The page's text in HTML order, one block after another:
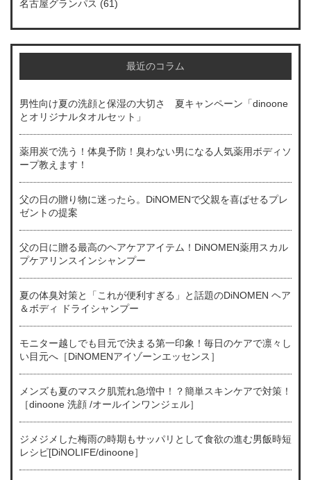
名古屋グランパス (61)
最近のコラム
男性向け夏の洗顔と保湿の大切さ 夏キャンペーン「dinoone
とオリジナルタオルセット」
薬用炭で洗う！体臭予防！臭わない男になる人気薬用ボディソ
ープ教えます！
父の日の贈り物に迷ったら。DiNOMENで父親を喜ばせるプレ
ゼントの提案
父の日に贈る最高のヘアケアアイテム！DiNOMEN薬用スカル
プケアリンスインシャンプー
夏の体臭対策と「これが便利すぎる」と話題のDiNOMEN ヘア
＆ボディ ドライシャンプー
モニター越しでも目元で決まる第一印象！毎日のケアで凛々し
い目元へ［DiNOMENアイゾーンエッセンス］
メンズも夏のマスク肌荒れ急増中！？簡単スキンケアで対策！
［dinoone 洗顔 /オールインワンジェル］
ジメジメした梅雨の時期もサッパリとして食欲の進む男飯時短
レシピ[DiNOLIFE/dinoone］